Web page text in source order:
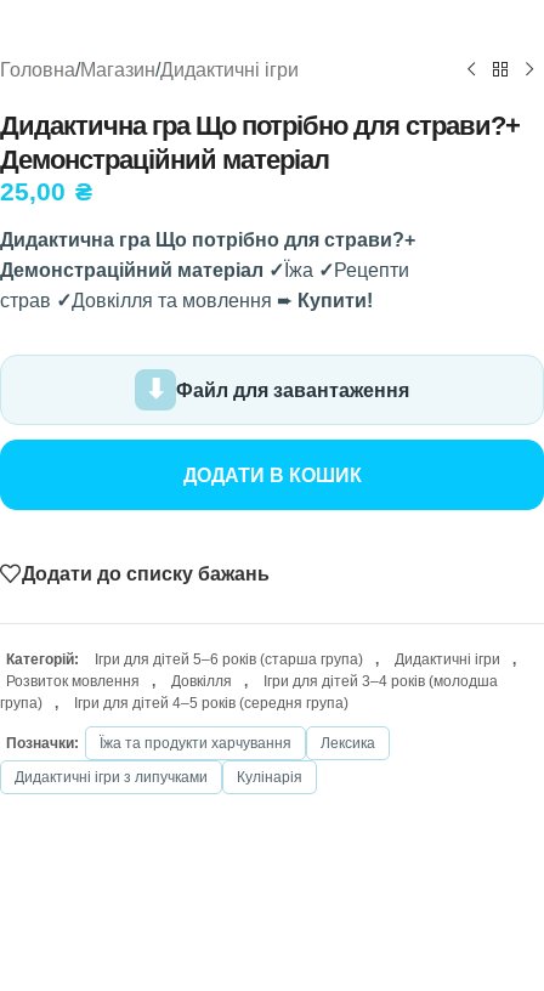
Головна/Магазин/Дидактичні ігри
Дидактична гра Що потрібно для страви?+
Демонстраційний матеріал
25,00 ₴
Дидактична гра Що потрібно для страви?+
Демонстраційний матеріал ✓ Їжа ✓Рецепти
страв ✓Довкілля та мовлення ➨ Купити!
Файл для завантаження
ДОДАТИ В КОШИК
Додати до списку бажань
Категорій: Ігри для дітей 5–6 років (старша група) , Дидактичні ігри
,
Розвиток мовлення
, Довкілля ,
Ігри для дітей 3–4 років (молодша
група)
, Ігри для дітей 4–5 років (середня група)
Позначки: Їжа та продукти харчування
Лексика
Дидактичні ігри з липучками
Кулінарія